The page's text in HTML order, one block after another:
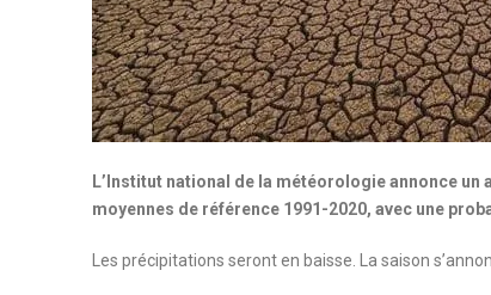
L’Institut national de la météorologie annonce
moyennes de référence 1991-2020, avec une
Les précipitations seront en baisse. La saison